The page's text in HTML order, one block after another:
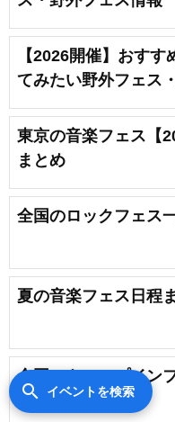
【2026開催】おす
てみたい野外フェス
東京の音楽フェス【
まとめ
全国のロックフェス
夏の音楽フェス日程
全国のキャンプイン
ェス一覧
search イベントを検索